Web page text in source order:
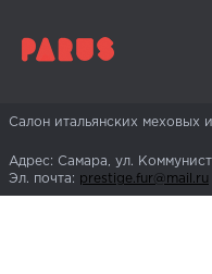
Салон итальянских меховых
Адрес: Самара, ул.
Эл. почта: prestige.fur@mail.ru